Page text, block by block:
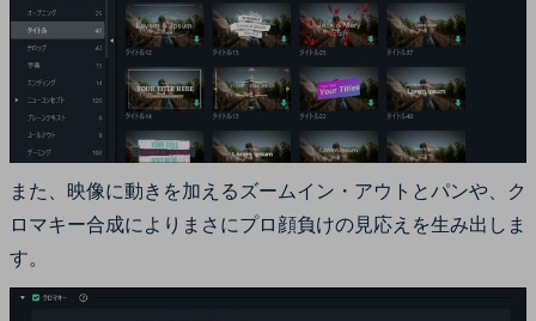
また、映像に動きを加えるズームイン・アウトとパンや、ク
ロマキー合成によりまさにプロ顔負けの見応えを生み出しま
す。